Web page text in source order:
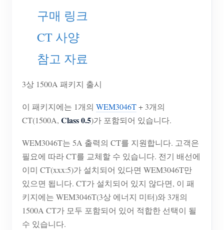
삼상 Wi-Fi 에너지 계량기 (WEM3046T)
삼상 Wi-Fi 에너지 계량기 (WEM3050T)
WiFi 전력 컨트롤러
IAMMETER Cloud Pro
EV 충전기
IAMMETER 시뮬레이터
가상 계량기
에너지 예측 및 시뮬레이션 시스템
애플리케이션
태양광 PV 시스템 에너지 모니터
스토어
구매 링크
CT 사양
참고 자료
3상 1500A 패키지 출시
이 패키지에는 1개의 WEM3046T+ 3개의
CT(1500A, Class 0.5)가 포함되어 있습니다.
WEM3046T는 5A 출력의 CT를 지원합니다. 고객은
필요에 따라 CT를 교체할 수 있습니다. 전기 배선에
이미 CT(xxx:5)가 설치되어 있다면 WEM3046T만
있으면 됩니다. CT가 설치되어 있지 않다면, 이 패
키지에는 WEM3046T(3상 에너지 미터)와 3개의
1500A CT가 모두 포함되어 있어 적합한 선택이 될
수 있습니다.